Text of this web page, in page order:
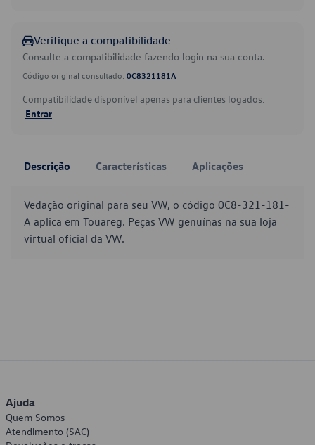
Verifique a compatibilidade
Consulte a compatibilidade fazendo login na sua conta.
Código original consultado: 0C8321181A
Compatibilidade disponível apenas para clientes logados.
Entrar
Descrição Características Aplicações
Vedação original para seu VW, o código 0C8-321-181-
A aplica em Touareg. Peças VW genuínas na sua loja
virtual oficial da VW.
Ajuda
Quem Somos
Atendimento (SAC)